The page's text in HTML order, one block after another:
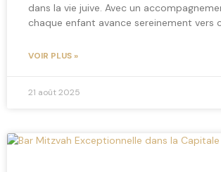
dans la vie juive. Avec un
chaque enfant avance sereinement vers
VOIR PLUS »
21 août 2025